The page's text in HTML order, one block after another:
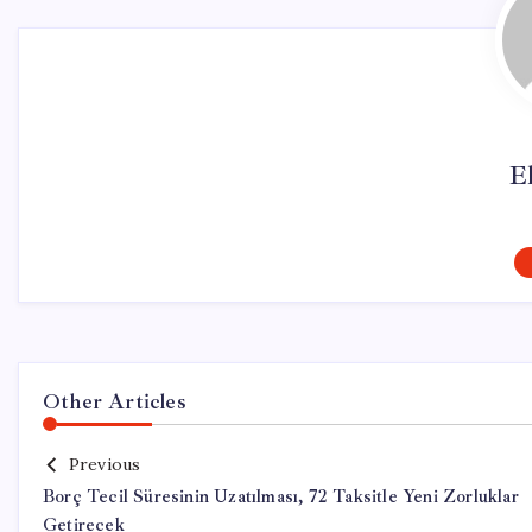
Other Articles
Previous
Borç Tecil Süresinin Uzatılması, 72 Taksitle Yeni Zorluklar
Getirecek